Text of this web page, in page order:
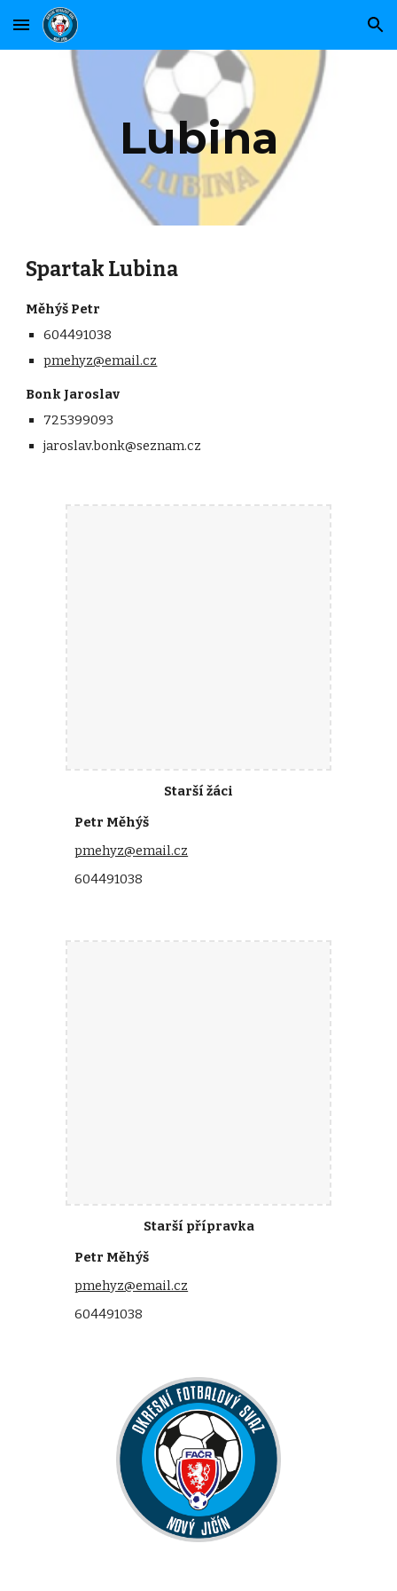
Skip to main content Skip to navigation
Lubina
Spartak Lubina
Měhýš Petr
604491038
pmehyz@email.cz
Bonk Jaroslav
725399093
jaroslav.bonk@seznam.cz
Starší žáci
Petr Měhýš
pmehyz@email.cz
604491038
Starší přípravka
Petr Měhýš
pmehyz@email.cz
604491038